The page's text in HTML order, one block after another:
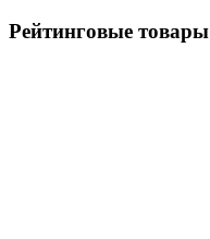
Рейтинговые товары